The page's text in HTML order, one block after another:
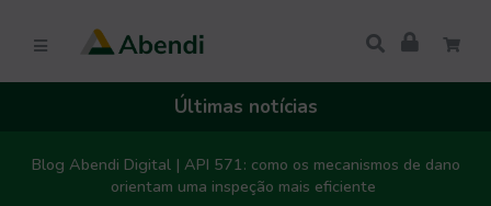
Últimas notícias
Blog Abendi Digital | API 571: como os mecanismos de dano
orientam uma inspeção mais eficiente